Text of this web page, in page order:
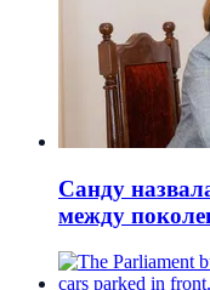
Санду
между